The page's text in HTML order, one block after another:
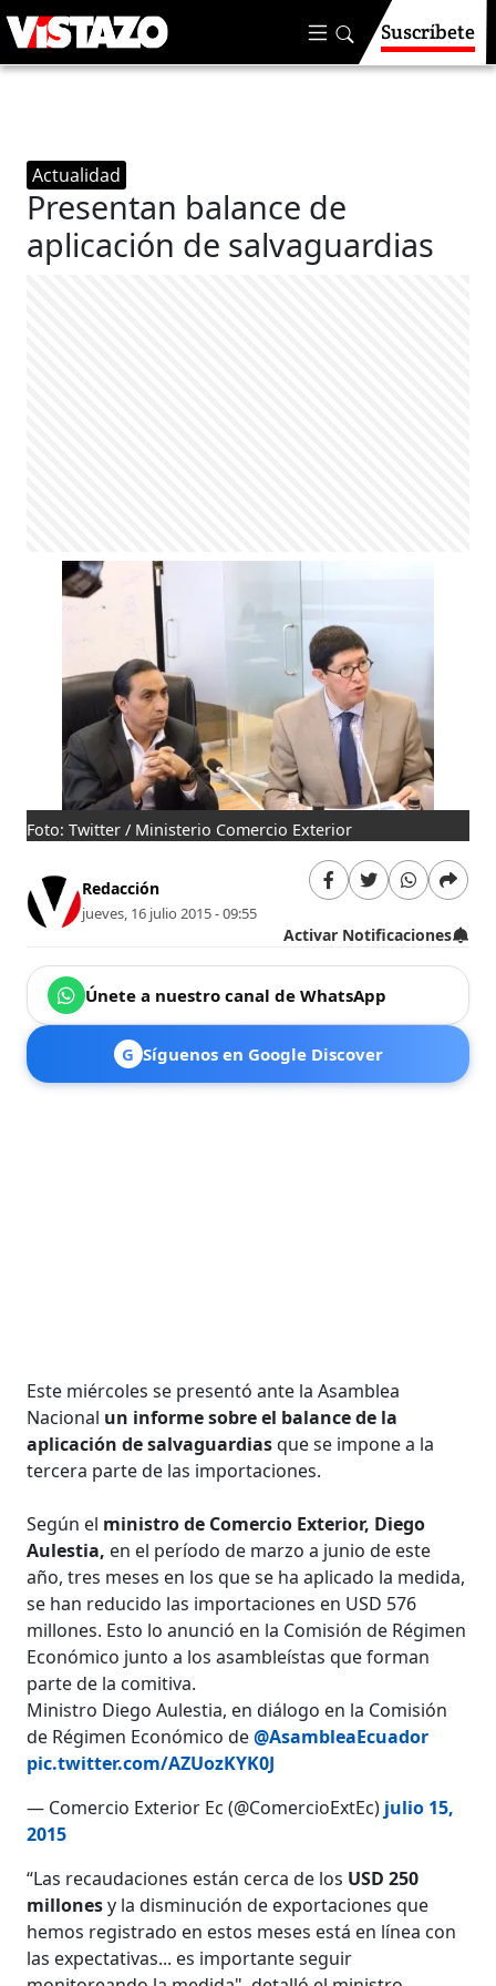
Suscríbete
Actualidad
Presentan balance de
aplicación de salvaguardias
Foto: Twitter / Ministerio Comercio Exterior
Redacción
jueves, 16 julio 2015 - 09:55
Activar Notificaciones
Únete a nuestro canal de WhatsApp
G Síguenos en Google Discover
Este miércoles se presentó ante la Asamblea
Nacional un informe sobre el balance de la
aplicación de salvaguardiasque se impone a la
tercera parte de las importaciones.
Según el ministro de Comercio Exterior, Diego
Aulestia, en el período de marzo a junio de este
año, tres meses en los que se ha aplicado la medida,
se han reducido las importaciones en USD 576
millones. Esto lo anunció en la Comisión de Régimen
Económico junto a los asambleístas que forman
parte de la comitiva.
Ministro Diego Aulestia, en diálogo en la Comisión
de Régimen Económico de@AsambleaEcuador
pic.twitter.com/AZUozKYK0J
— Comercio Exterior Ec (@ComercioExtEc) julio 15,
2015
“Las recaudaciones están cerca de los USD 250
millonesy la disminución de exportaciones que
hemos registrado en estos meses está en línea con
las expectativas... es importante seguir